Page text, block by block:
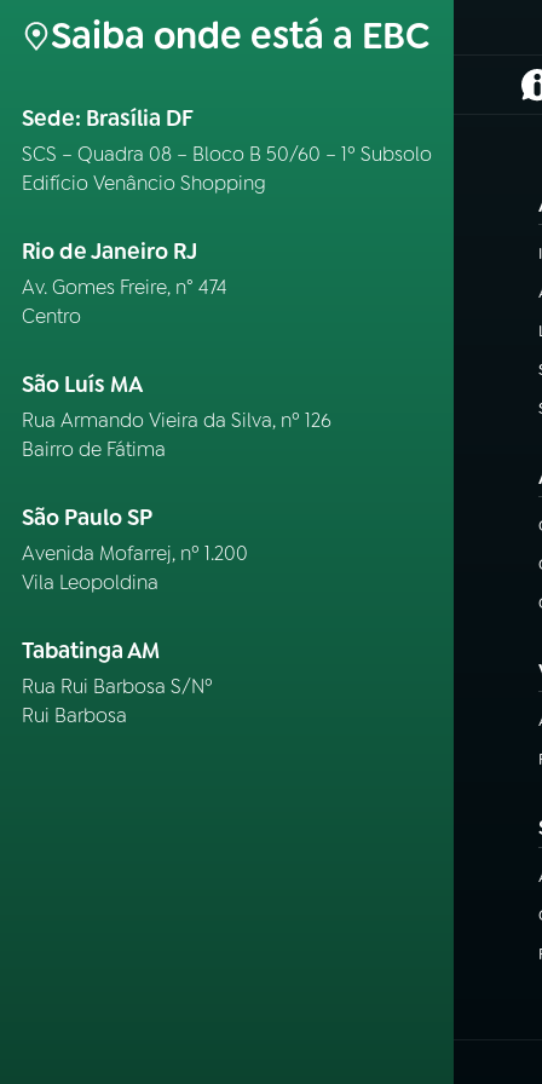
Saiba onde está a EBC
Sede: Brasília DF
SCS – Quadra 08 – Bloco B 50/60 – 1º Subsolo
Edifício Venâncio Shopping
Rio de Janeiro RJ
Av. Gomes Freire, n° 474
Centro
São Luís MA
Rua Armando Vieira da Silva, nº 126
Bairro de Fátima
São Paulo SP
Avenida Mofarrej, nº 1.200
Vila Leopoldina
Tabatinga AM
Rua Rui Barbosa S/Nº
Rui Barbosa